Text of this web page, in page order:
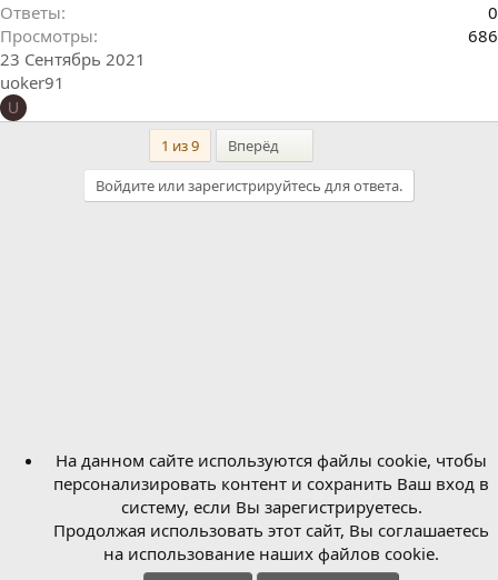
Ответы
0
Просмотры
686
23 Сентябрь 2021
uoker91
U
1 из 9 Вперёд
Войдите или зарегистрируйтесь для ответа.
На данном сайте используются файлы cookie, чтобы
персонализировать контент и сохранить Ваш вход в
систему, если Вы зарегистрируетесь.
Продолжая использовать этот сайт, Вы соглашаетесь
на использование наших файлов cookie.